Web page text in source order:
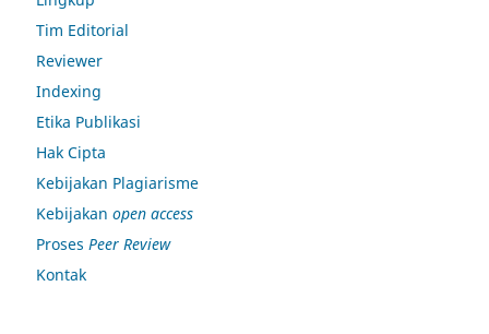
Tim Editorial
Reviewer
Indexing
Etika Publikasi
Hak Cipta
Kebijakan Plagiarisme
Kebijakan open access
Proses Peer Review
Kontak